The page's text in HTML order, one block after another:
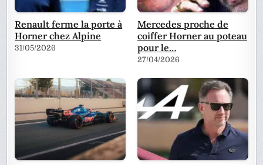
Renault ferme la porte à
Horner chez Alpine
31/05/2026
Mercedes proche de
coiffer Horner au poteau
pour le…
27/04/2026